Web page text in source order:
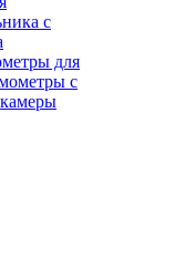
с
для
с